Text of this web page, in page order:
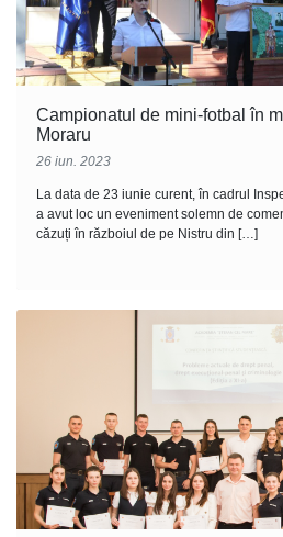
Campionatul de mini-fotbal în
Moraru
26 iun. 2023
La data de 23 iunie curent, în cadrul
a avut loc un eveniment solemn de
căzuți în războiul de pe Nistru din […]